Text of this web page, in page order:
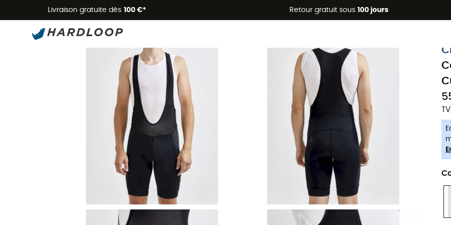
Livraison gratuite dès 100 €* Retour gratuit sous 100 jours
Promos d'été 🔥 -5 % EXTRA dès 2 produits* code Summer5